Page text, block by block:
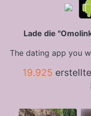
Lade die
The dating app you
19.925